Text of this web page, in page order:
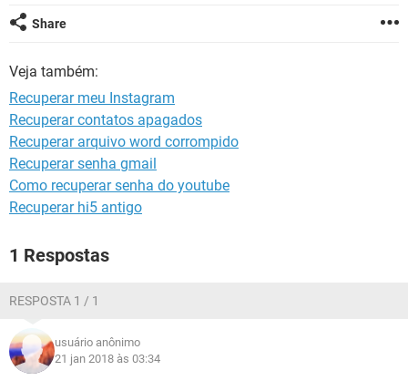
INSTAGRAM
INSTAGRAM
GUIA DE COMPRAS
Share
Veja também:
Recuperar meu Instagram
Recuperar contatos apagados
Recuperar arquivo word corrompido
Recuperar senha gmail
Como recuperar senha do youtube
Recuperar hi5 antigo
1 Respostas
RESPOSTA 1 / 1
usuário anônimo
21 jan 2018 às 03:34